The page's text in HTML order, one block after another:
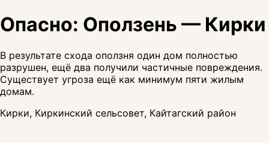
Опасно: Оползень — Кирки
В результате схода оползня один дом полностью
разрушен, ещё два получили частичные повреждения.
Существует угроза ещё как минимум пяти жилым
домам.
Кирки, Киркинский сельсовет, Кайтагский район